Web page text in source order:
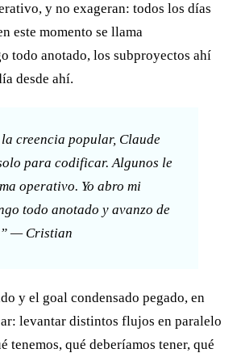
y no exageran: todos los días
este momento se llama
todo anotado, los subproyectos ahí
desde ahí.
la creencia popular, Claude
para codificar. Algunos le
operativo. Yo abro mi
todo anotado y avanzo de
— Cristian
y el goal condensado pegado, en
levantar distintos flujos en paralelo
tenemos, qué deberíamos tener, qué